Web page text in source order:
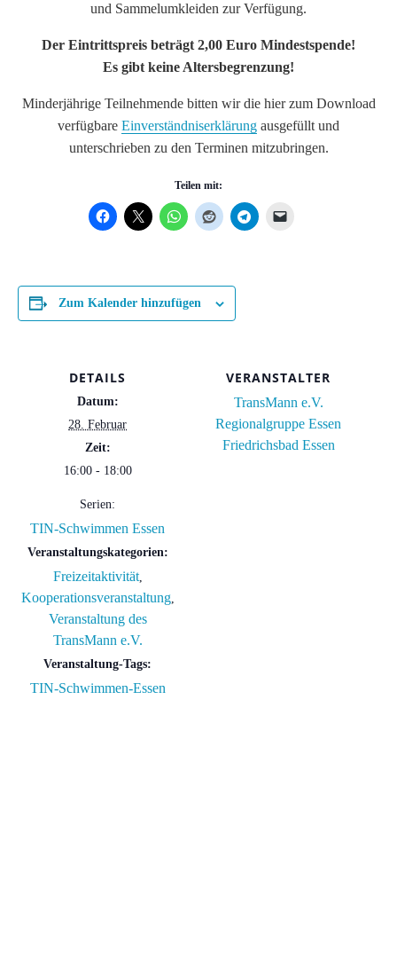
und Sammelumkleiden zur Verfügung.
Der Eintrittspreis beträgt 2,00 Euro Mindestspende!
Es gibt keine Altersbegrenzung!
Minderjährige Teilnehmende bitten wir die hier zum Download
verfügbare Einverständniserklärung ausgefüllt und
unterschrieben zu den Terminen mitzubringen.
Teilen mit:
Zum Kalender hinzufügen
DETAILS
Datum:
28. Februar
Zeit:
16:00 - 18:00
Serien:
TIN-Schwimmen Essen
Veranstaltungskategorien:
Freizeitaktivität,
Kooperationsveranstaltung,
Veranstaltung des
TransMann e.V.
Veranstaltung-Tags:
TIN-Schwimmen-Essen
VERANSTALTER
TransMann e.V.
Regionalgruppe Essen
Friedrichsbad Essen